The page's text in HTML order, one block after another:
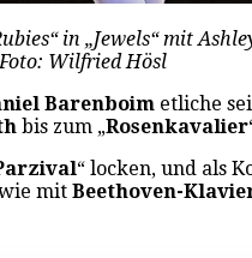
in „Jewels“ mit
Wilfried Hösl
Barenboim etliche
bis zum „Rosenkavalier
“ locken, und als
mit Beethoven-